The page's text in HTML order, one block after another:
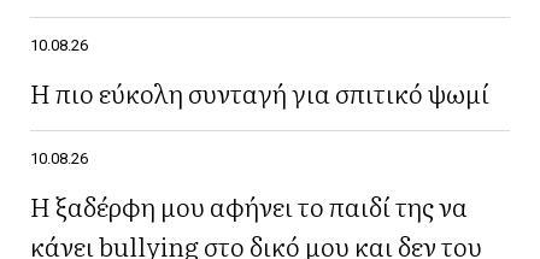
10.08.26
Η πιο εύκολη συνταγή για σπιτικό ψωμί
10.08.26
Η ξαδέρφη μου αφήνει το παιδί της να
κάνει bullying στο δικό μου και δεν του